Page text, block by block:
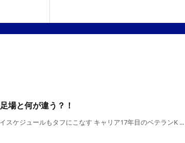
場と何が違う？！
スケジュールもタフにこなす キャリア17年目のベテランK ...